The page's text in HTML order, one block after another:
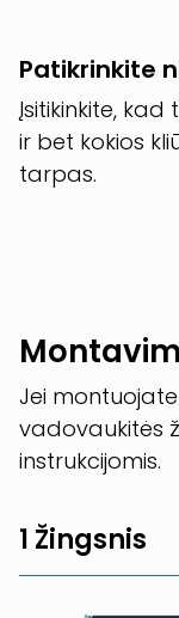
Patikrinkite
Įsitikinkite,
ir bet kokios
tarpas.
Jei
vadovaukitės
instrukcijomis.
1 Žingsnis